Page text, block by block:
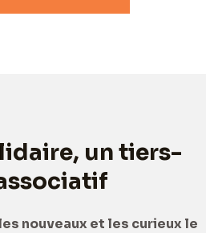
un tiers-
nouveaux et les curieux le